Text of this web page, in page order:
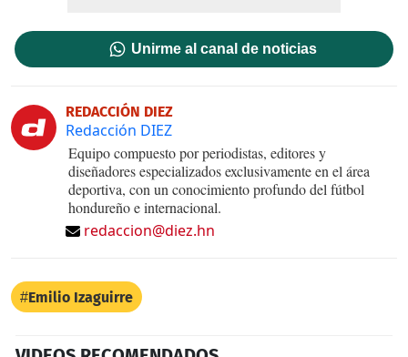
Unirme al canal de noticias
REDACCIÓN DIEZ
Redacción DIEZ
Equipo compuesto por periodistas, editores y
diseñadores especializados exclusivamente en el área
deportiva, con un conocimiento profundo del fútbol
hondureño e internacional.
redaccion@diez.hn
Emilio Izaguirre